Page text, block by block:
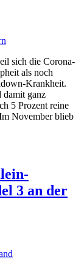
sich die Corona-
als noch
Krankheit.
damit ganz
5 Prozent reine
November blieb
3 an der